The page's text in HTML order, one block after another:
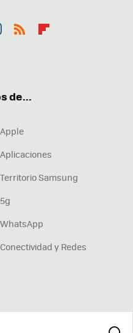
de...
Apple
Aplicaciones
Territorio Samsung
5g
WhatsApp
Conectividad y Redes